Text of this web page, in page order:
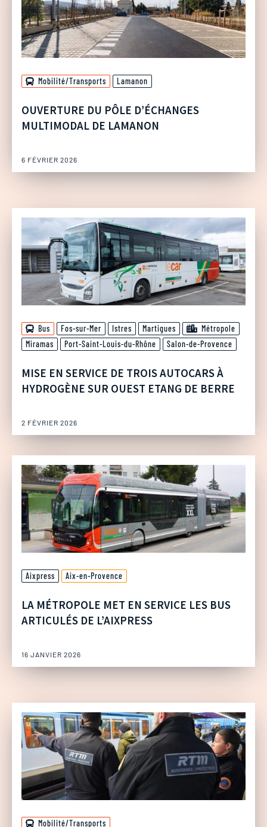
Mobilité/Transports Lamanon
OUVERTURE DU PÔLE D’ÉCHANGES
MULTIMODAL DE LAMANON
6 FÉVRIER 2026
Bus Fos-sur-Mer Istres Martigues
Métropole
Miramas
Port-Saint-Louis-du-Rhône Salon-de-Provence
MISE EN SERVICE DE TROIS AUTOCARS À
HYDROGÈNE SUR OUEST ETANG DE BERRE
2 FÉVRIER 2026
Aixpress Aix-en-Provence
LA MÉTROPOLE MET EN SERVICE LES BUS
ARTICULÉS DE L’AIXPRESS
16 JANVIER 2026
Mobilité/Transports